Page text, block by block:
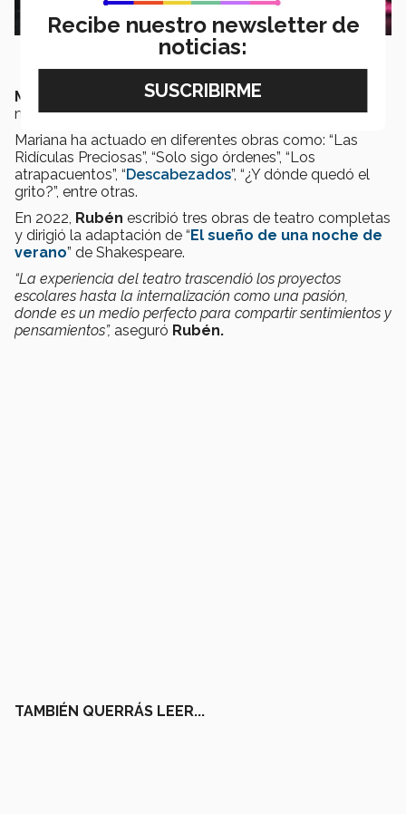
Mariana en 2022 ganó el pase aVibrart
monólogo “Saludos a través del tiempo”.
Mariana ha actuado en diferentes obras como: “Las
Ridículas Preciosas”, “Solo sigo órdenes”, “Los
atrapacuentos”, “Descabezados”, “¿Y dónde quedó el
grito?”, entre otras.
En 2022, Rubén escribió tres obras de teatro completas
y dirigió la adaptación de “ El sueño de una noche de
verano” de Shakespeare.
“La experiencia del teatro trascendió los proyectos
escolares hasta la internalización como una pasión,
donde es un medio perfecto para compartir sentimientos y
pensamientos”, aseguró Rubén.
TAMBIÉN QUERRÁS LEER...
Recibe nuestro newsletter de
noticias: